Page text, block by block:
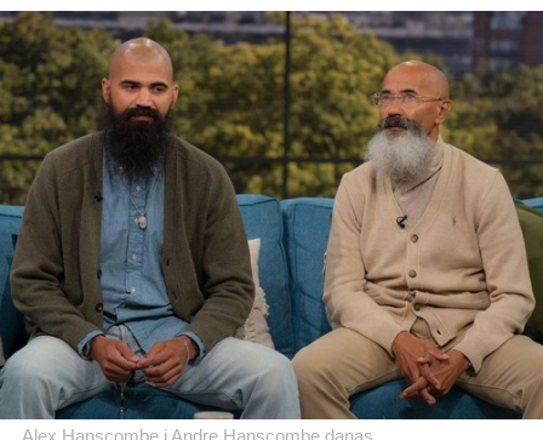
Alex Hanscombe i Andre Hanscombe danas